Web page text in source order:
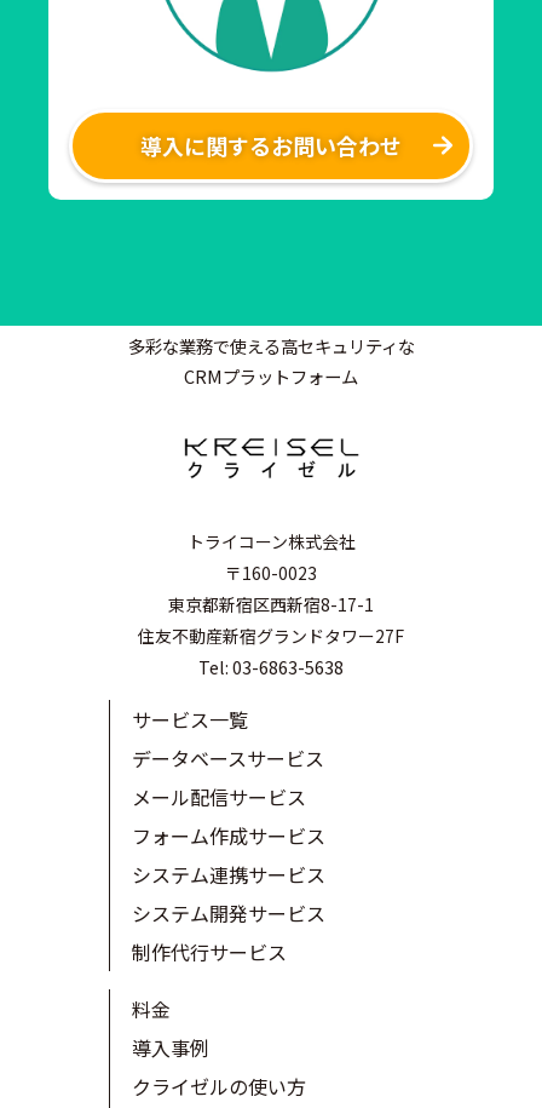
導入に関するお問い合わせ
多彩な業務で使える高セキュリティな
CRMプラットフォーム
トライコーン株式会社
〒160-0023
東京都新宿区西新宿8-17-1
住友不動産新宿グランドタワー27F
Tel: 03-6863-5638
サービス一覧
データベースサービス
メール配信サービス
フォーム作成サービス
システム連携サービス
システム開発サービス
制作代行サービス
料金
導入事例
クライゼルの使い方